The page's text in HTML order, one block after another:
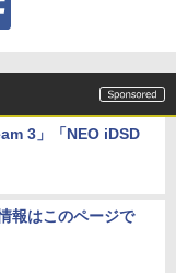
3」「NEO iDSD
報はこのページで